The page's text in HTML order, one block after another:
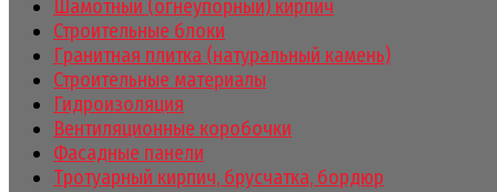
Шамотный (огнеупорный) кирпич
Строительные блоки
Гранитная плитка (натуральный камень)
Строительные материалы
Гидроизоляция
Вентиляционные коробочки
Фасадные панели
Тротуарный кирпич, брусчатка, бордюр